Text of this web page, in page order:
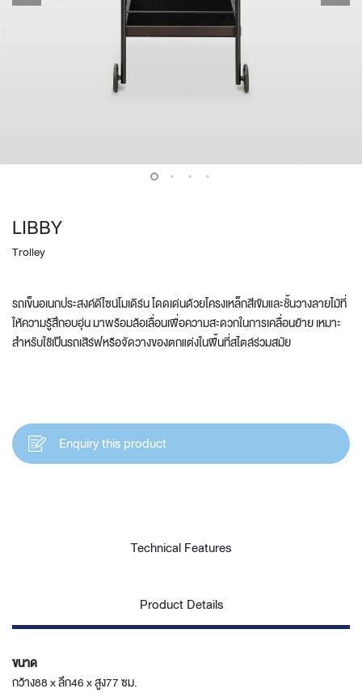
LIBBY
Trolley
รถเข็นอเนกประสงค์ดีไซน์โมเดิร์น โดดเด่นด้วยโครงเหล็กสีเข้มและชั้นวางลายไม้ที่
ให้ความรู้สึกอบอุ่น มาพร้อมล้อเลื่อนเพื่อความสะดวกในการเคลื่อนย้าย เหมาะ
สำหรับใช้เป็นรถเสิร์ฟหรือจัดวางของตกแต่งในพื้นที่สไตล์ร่วมสมัย
Enquiry this product
Technical Features
Product Details
ขนาด
กว้าง88 x ลึก46 x สูง77 ซม.